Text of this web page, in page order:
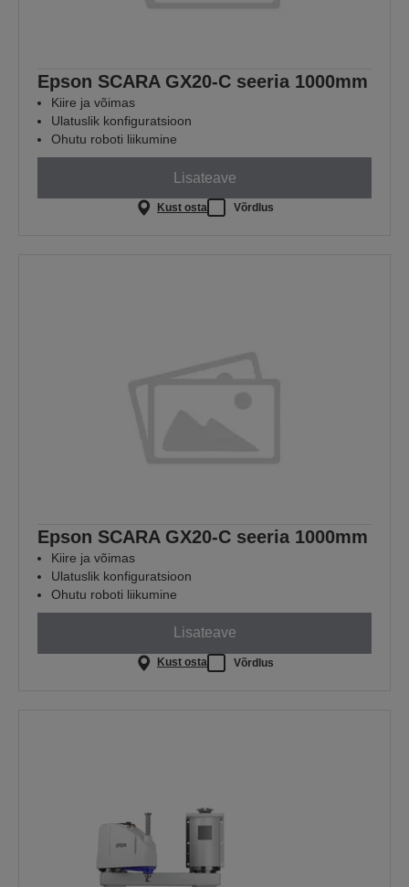
Epson SCARA GX20-C seeria 1000mm
Kiire ja võimas
Ulatuslik konfiguratsioon
Ohutu roboti liikumine
Lisateave
Kust osta Võrdlus
Epson SCARA GX20-C seeria 1000mm
Kiire ja võimas
Ulatuslik konfiguratsioon
Ohutu roboti liikumine
Lisateave
Kust osta Võrdlus